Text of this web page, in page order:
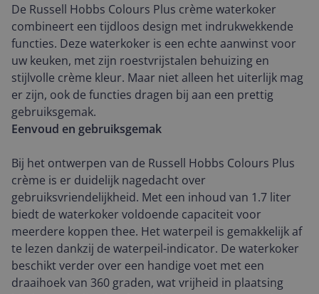
De Russell Hobbs Colours Plus crème waterkoker
combineert een tijdloos design met indrukwekkende
functies. Deze waterkoker is een echte aanwinst voor
uw keuken, met zijn roestvrijstalen behuizing en
stijlvolle crème kleur. Maar niet alleen het uiterlijk mag
er zijn, ook de functies dragen bij aan een prettig
gebruiksgemak.
Eenvoud en gebruiksgemak
Bij het ontwerpen van de Russell Hobbs Colours Plus
crème is er duidelijk nagedacht over
gebruiksvriendelijkheid. Met een inhoud van 1.7 liter
biedt de waterkoker voldoende capaciteit voor
meerdere koppen thee. Het waterpeil is gemakkelijk af
te lezen dankzij de waterpeil-indicator. De waterkoker
beschikt verder over een handige voet met een
draaihoek van 360 graden, wat vrijheid in plaatsing